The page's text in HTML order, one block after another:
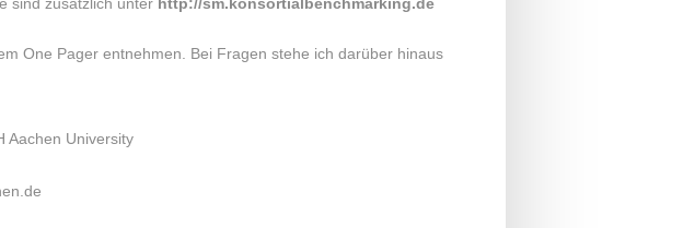
One Pager entnehmen. Bei Fragen stehe ich darüber hinaus
Aachen University